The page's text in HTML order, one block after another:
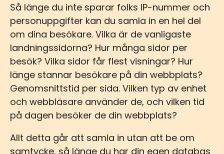
Så länge du inte sparar folks IP-nummer och
personuppgifter kan du samla in en hel del
om dina besökare. Vilka är de vanligaste
landningssidorna? Hur många sidor per
besök? Vilka sidor får flest visningar? Hur
länge stannar besökare på din webbplats?
Genomsnittstid per sida. Vilken typ av enhet
och webbläsare använder de, och vilken tid
på dagen besöker de din webbplats?
Allt detta går att samla in utan att be om
samtycke, så länge du har din egen databas